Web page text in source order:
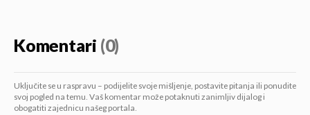
Komentari (0)
Uključite se u raspravu – podijelite svoje mišljenje, postavite pitanja ili ponudite
svoj pogled na temu. Vaš komentar može potaknuti zanimljiv dijalog i
obogatiti zajednicu našeg portala.